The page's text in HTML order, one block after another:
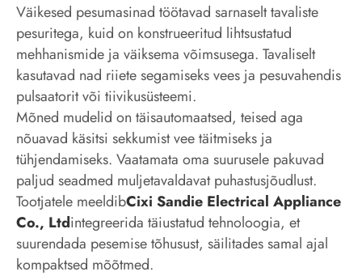
Väikesed pesumasinad töötavad sarnaselt tavaliste
pesuritega, kuid on konstrueeritud lihtsustatud
mehhanismide ja väiksema võimsusega. Tavaliselt
kasutavad nad riiete segamiseks vees ja pesuvahendis
pulsaatorit või tiivikusüsteemi.
Mõned mudelid on täisautomaatsed, teised aga
nõuavad käsitsi sekkumist vee täitmiseks ja
tühjendamiseks. Vaatamata oma suurusele pakuvad
paljud seadmed muljetavaldavat puhastusjõudlust.
Tootjatele meeldibCixi Sandie Electrical Appliance
Co., Ltdintegreerida täiustatud tehnoloogia, et
suurendada pesemise tõhusust, säilitades samal ajal
kompaktsed mõõtmed.